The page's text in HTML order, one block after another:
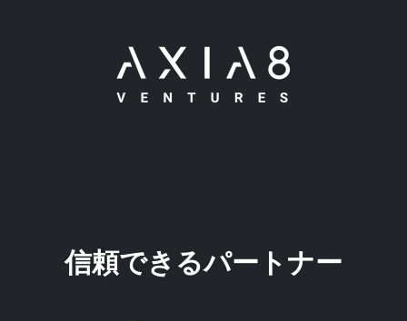
信頼できるパートナー